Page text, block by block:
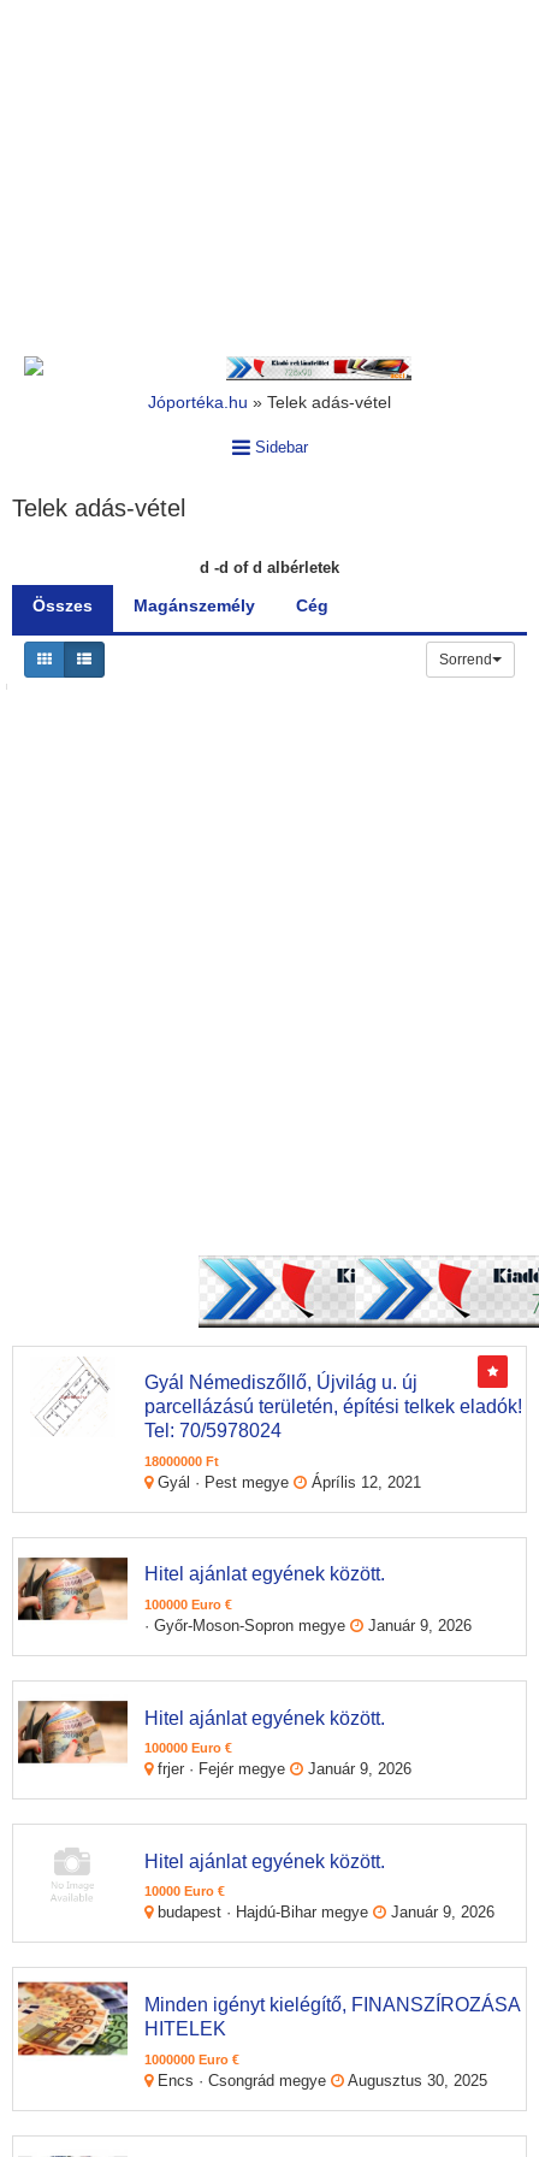
Jóportéka.hu » Telek adás-vétel
Sidebar
Telek adás-vétel
d -d of d albérletek
Összes Magánszemély Cég
Sorrend
Gyál Némediszőllő, Újvilág u. új
parcellázású területén, építési telkek eladók!
Tel: 70/5978024
18000000 Ft
Gyál · Pest megye Áprílis 12, 2021
Hitel ajánlat egyének között.
100000 Euro €
· Győr-Moson-Sopron megye Január 9, 2026
Hitel ajánlat egyének között.
100000 Euro €
frjer · Fejér megye Január 9, 2026
Hitel ajánlat egyének között.
10000 Euro €
budapest · Hajdú-Bihar megye Január 9, 2026
Minden igényt kielégítő, FINANSZÍROZÁSA
HITELEK
1000000 Euro €
Encs · Csongrád megye Augusztus 30, 2025